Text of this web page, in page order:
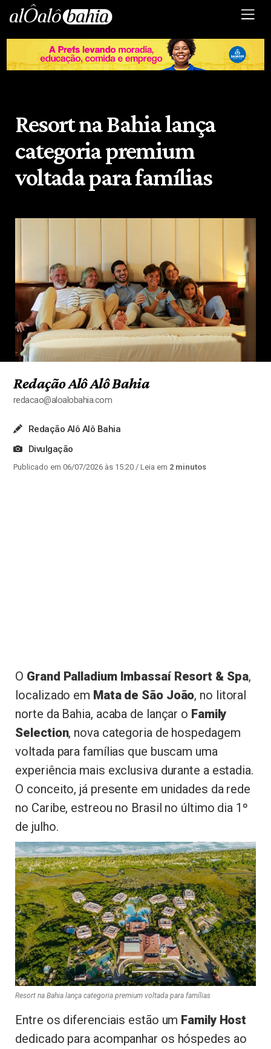
Resort na Bahia lança
categoria premium
voltada para famílias
Redação Alô Alô Bahia
redacao@aloalobahia.com
Redação Alô Alô Bahia
Divulgação
Publicado em 06/07/2026 às 15:20/ Leia em 2 minutos
O Grand Palladium Imbassaí Resort & Spa,
localizado em Mata de São João, no litoral
norte da Bahia, acaba de lançar o Family
Selection, nova categoria de hospedagem
voltada para famílias que buscam uma
experiência mais exclusiva durante a estadia.
O conceito, já presente em unidades da rede
no Caribe, estreou no Brasil no último dia 1º
de julho.
Resort na Bahia lança categoria premium voltada para famílias
Entre os diferenciais estão um Family Host
dedicado para acompanhar os hóspedes ao